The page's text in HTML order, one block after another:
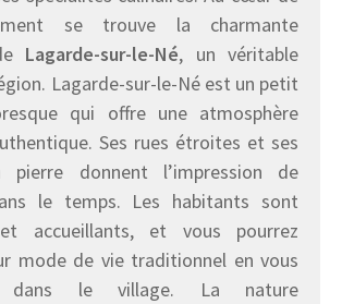
se trouve la charmante
Lagarde-sur-le-Né, un véritable
Lagarde-sur-le-Né est un petit
qui offre une atmosphère
Ses rues étroites et ses
pierre donnent l’impression de
le temps. Les habitants sont
et accueillants, et vous pourrez
mode de vie traditionnel en vous
dans le village. La nature